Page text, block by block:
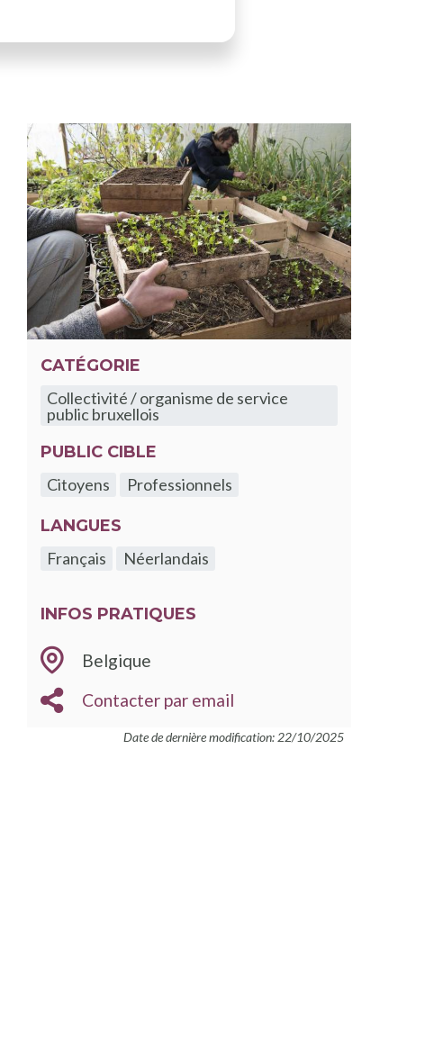
CATÉGORIE
Collectivité / organisme de service
public bruxellois
PUBLIC CIBLE
Citoyens
Professionnels
LANGUES
Français
Néerlandais
INFOS PRATIQUES
Belgique
EMAIL
Contacter par email
Date de dernière modification: 22/10/2025